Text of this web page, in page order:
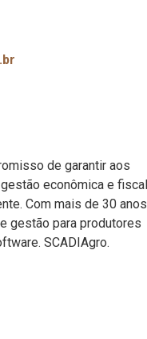
de garantir aos
econômica e fiscal
Com mais de 30 anos
gestão para produtores
SCADIAgro.